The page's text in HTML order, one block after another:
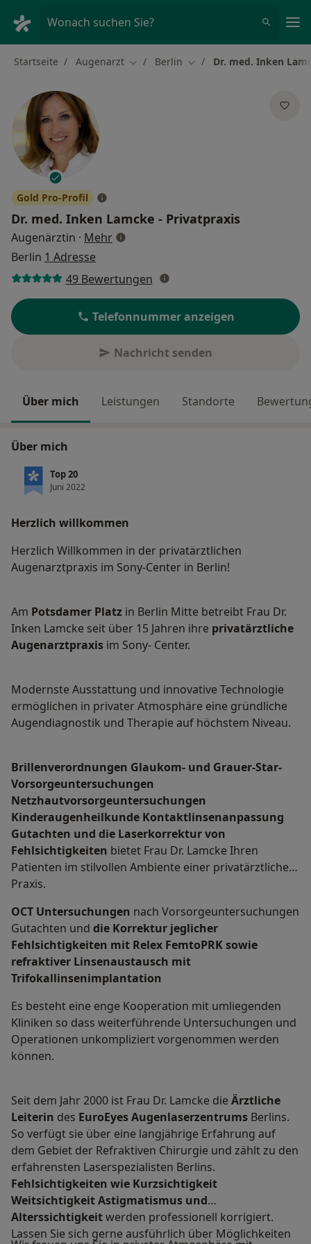
Wonach suchen Sie?
Startseite Augenarzt Stadt ändern
Berlin Stadt ändern
Dr. med. Inken
Gold Pro-Profil
Dr. med. Inken Lamcke - Privatpraxis
Augenärztin · Mehrüber Spezialisierungen
Berlin 1 Adresse
49 Bewertungen
Telefonnummer anzeigen
Nachricht senden
Über mich Leistungen Standorte
Über mich
Top 20
Juni 2022
Herzlich willkommen
Herzlich Willkommen in der privatärztlichen
Augenarztpraxis im Sony-Center in Berlin!
Am Potsdamer Platz in Berlin Mitte betreibt Frau Dr.
Inken Lamcke seit über 15 Jahren ihre privatärztliche
Augenarztpraxis im Sony- Center.
Modernste Ausstattung und innovative Technologie
ermöglichen in privater Atmosphäre eine gründliche
Augendiagnostik und Therapie auf höchstem Niveau.
Brillenverordnungen Glaukom- und Grauer-Star-
Vorsorgeuntersuchungen
Netzhautvorsorgeuntersuchungen
Kinderaugenheilkunde Kontaktlinsenanpassung
Gutachten und die Laserkorrektur von
Fehlsichtigkeiten bietet Frau Dr. Lamcke Ihren
Patienten im stilvollen Ambiente einer privatärztlichen
Praxis.
OCT Untersuchungen nach Vorsorgeuntersuchungen
Gutachten und die Korrektur jeglicher
Fehlsichtigkeiten mit Relex FemtoPRK sowie
refraktiver Linsenaustausch mit
Trifokallinsenimplantation
Es besteht eine enge Kooperation mit umliegenden
Kliniken so dass weiterführende Untersuchungen und
Operationen unkompliziert vorgenommen werden
können.
Seit dem Jahr 2000 ist Frau Dr. Lamcke die Ärztliche
Leiterin des EuroEyes Augenlaserzentrums Berlins.
So verfügt sie über eine langjährige Erfahrung auf
dem Gebiet der Refraktiven Chirurgie und zählt zu den
erfahrensten Laserspezialisten Berlins.
Fehlsichtigkeiten wie Kurzsichtigkeit
Weitsichtigkeit Astigmatismus und
Alterssichtigkeitwerden professionell korrigiert.
Lassen Sie sich gerne ausführlich über Möglichkeiten